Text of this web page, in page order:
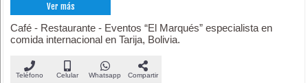
Ver más
Café - Restaurante - Eventos “El Marqués” especialista en
comida internacional en Tarija, Bolivia.
Teléfono Celular Whatsapp Compartir